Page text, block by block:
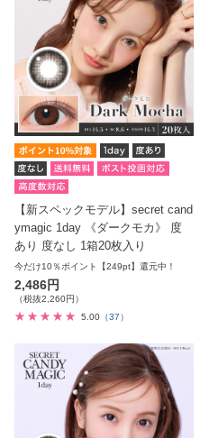
【新スペックモデル】secret cand
ymagic 1day 《ダークモカ》 度
あり 度なし 1箱20枚入り
今だけ10％ポイント【249pt】還元中！
2,486円
（税抜2,260円）
5.00 （37）